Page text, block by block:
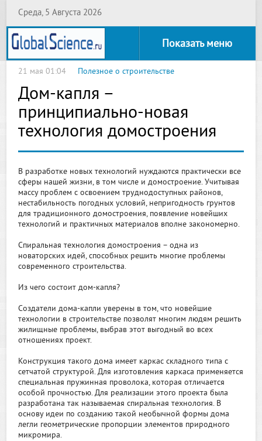
Среда, 5 Августа 2026
Показать меню
21 мая 01:04 Полезное о строительстве
Дом-капля –
принципиально-новая
технология домостроения
В разработке новых технологий нуждаются практически все
сферы нашей жизни, в том числе и домостроение. Учитывая
массу проблем с освоением труднодоступных районов,
нестабильность погодных условий, непригодность грунтов
для традиционного домостроения, появление новейших
технологий и практичных материалов вполне закономерно.
Спиральная технология домостроения – одна из
новаторских идей, способных решить многие проблемы
современного строительства.
Из чего состоит дом-капля?
Создатели дома-капли уверены в том, что новейшие
технологии в строительстве позволят многим людям решить
жилищные проблемы, выбрав этот выгодный во всех
отношениях проект.
Конструкция такого дома имеет каркас складного типа с
сетчатой структурой. Для изготовления каркаса применяется
специальная пружинная проволока, которая отличается
особой прочностью. Для реализации этого проекта была
разработана так называемая спиральная технология. В
основу идеи по созданию такой необычной формы дома
легли геометрические пропорции элементов природного
микромира.